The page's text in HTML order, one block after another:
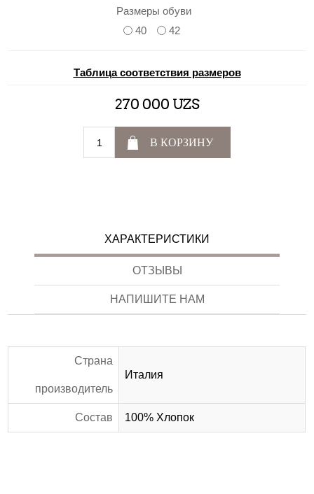
Размеры обуви
40
42
Таблица соответствия размеров
270 000 UZS
В КОРЗИНУ
ХАРАКТЕРИСТИКИ
ОТЗЫВЫ
НАПИШИТЕ НАМ
Страна
производитель
Италия
Состав 100% Хлопок